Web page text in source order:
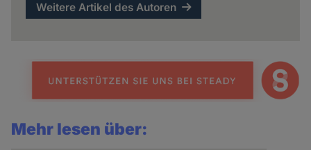
Weitere Artikel des Autoren
Mehr lesen über: